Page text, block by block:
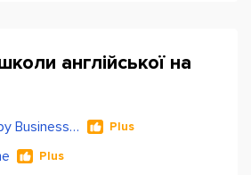
англійської на
My English by Business Language Plus
Plus